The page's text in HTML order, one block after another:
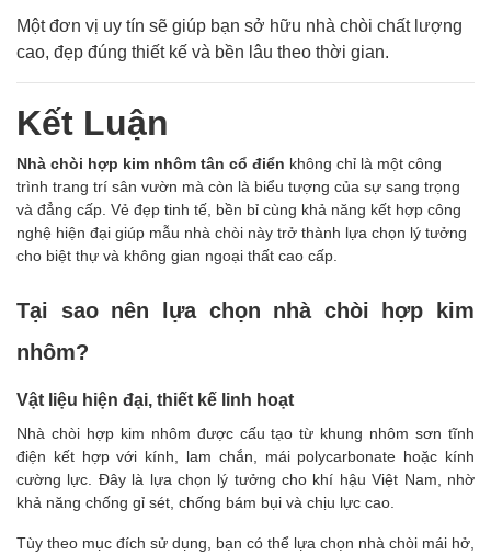
Một đơn vị uy tín sẽ giúp bạn sở hữu nhà chòi chất lượng
cao, đẹp đúng thiết kế và bền lâu theo thời gian.
Kết Luận
Nhà chòi hợp kim nhôm tân cổ điển không chỉ là một công
trình trang trí sân vườn mà còn là biểu tượng của sự sang trọng
và đẳng cấp. Vẻ đẹp tinh tế, bền bỉ cùng khả năng kết hợp công
nghệ hiện đại giúp mẫu nhà chòi này trở thành lựa chọn lý tưởng
cho biệt thự và không gian ngoại thất cao cấp.
Tại sao nên lựa chọn nhà chòi hợp kim
nhôm?
Vật liệu hiện đại, thiết kế linh hoạt
Nhà chòi hợp kim nhôm được cấu tạo từ khung nhôm sơn tĩnh
điện kết hợp với kính, lam chắn, mái polycarbonate hoặc kính
cường lực. Đây là lựa chọn lý tưởng cho khí hậu Việt Nam, nhờ
khả năng chống gỉ sét, chống bám bụi và chịu lực cao.
Tùy theo mục đích sử dụng, bạn có thể lựa chọn nhà chòi mái hở,